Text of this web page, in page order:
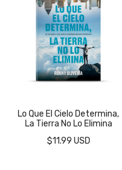
Lo Que El Cielo Determina,
La Tierra No Lo Elimina
$11.99 USD